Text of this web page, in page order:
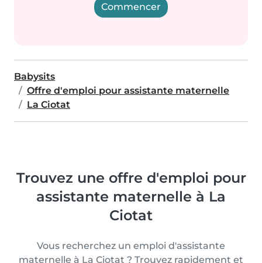
Commencer
Babysits
Offre d'emploi pour assistante maternelle
La Ciotat
Trouvez une offre d'emploi pour
assistante maternelle à La
Ciotat
Vous recherchez un emploi d'assistante
maternelle à La Ciotat ? Trouvez rapidement et